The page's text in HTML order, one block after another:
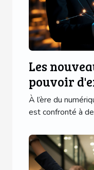
Les
pouvoir
numérique
À l’ère du
est confronté à